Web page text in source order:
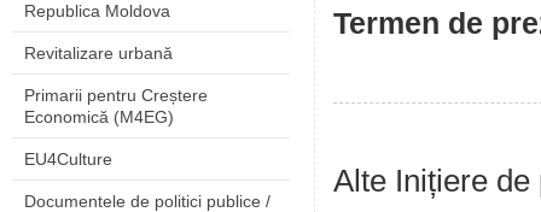
Republica Moldova
Revitalizare urbană
Primarii pentru Creștere
Economică (M4EG)
EU4Culture
Documentele de politici publice /
Termen de
Alte Inițiere de